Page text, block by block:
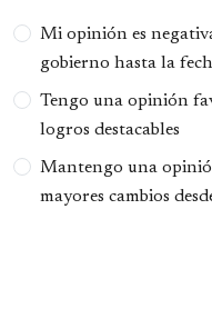
Opciones
Mi opinión es
gobierno hasta la
Tengo una opinión
logros destacables
Mantengo una
mayores cambios